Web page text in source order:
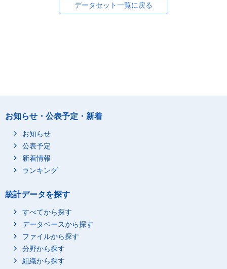
データセット一覧に戻る
お知らせ・公表予定・新着
お知らせ
公表予定
新着情報
ランキング
統計データを探す
すべてから探す
データベースから探す
ファイルから探す
分野から探す
組織から探す